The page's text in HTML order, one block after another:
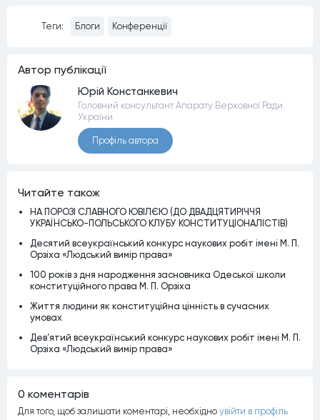
Теги: Блоги Конференції
Автор публiкацiї
Юрій Констанкевич
Головний консультант Апарату Верховної Ради
України
Профiль автора
Читайте також
НА ПОРОЗІ СЛАВНОГО ЮВІЛЄЮ (ДО ДВАДЦЯТИРІЧЧЯ
УКРАЇНСЬКО-ПОЛЬСЬКОГО КЛУБУ КОНСТИТУЦІОНАЛІСТІВ)
Десятий всеукраїнський конкурс наукових робіт імені М. П.
Орзіха «Людський вимір права»
100 років з дня народження засновника Одеської школи
конституційного права М. П. Орзіха
Життя людини як конституційна цінність в сучасних
умовах
Дев’ятий всеукраїнський конкурс наукових робіт імені М. П.
Орзіха «Людський вимір права»
0 коментарiв
Для того, щоб залишати коментарi, необхiдно увiйти в профiль